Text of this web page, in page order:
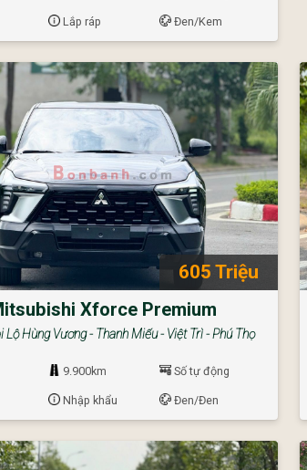
Lắp ráp Đen/Kem
605 Triệu
Xforce Premium
Lộ Hùng Vương - Thanh Miếu - Việt Trì - Phú Thọ
9.900km Số tự động
Nhập khẩu Đen/Đen